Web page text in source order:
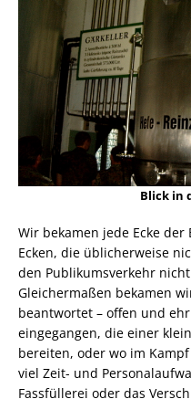
Blick in
Wir bekamen jede Ecke
Ecken, die üblicherweise
den Publikumsverkehr
Gleichermaßen bekamen
beantwortet – offen und
eingegangen, die einer
bereiten, oder wo im
viel Zeit- und
Fassfüllerei oder das